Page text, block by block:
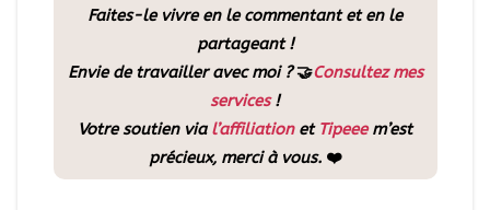
Faites-le vivre en le commentant et en le
partageant !
Envie de travailler avec moi ?🤝Consultez mes
services!
Votre soutien via l’affiliationet Tipeeem’est
précieux, merci à vous. ❤️